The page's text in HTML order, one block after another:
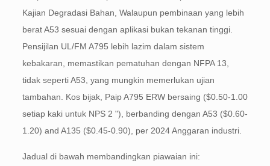
Kajian Degradasi Bahan, Walaupun pembinaan yang lebih
berat A53 sesuai dengan aplikasi bukan tekanan tinggi.
Pensijilan UL/FM A795 lebih lazim dalam sistem
kebakaran, memastikan pematuhan dengan NFPA 13,
tidak seperti A53, yang mungkin memerlukan ujian
tambahan. Kos bijak, Paip A795 ERW bersaing ($0.50-1.00
setiap kaki untuk NPS 2 "), berbanding dengan A53 ($0.60-
1.20) and A135 ($0.45-0.90), per 2024 Anggaran industri.
Jadual di bawah membandingkan piawaian ini: